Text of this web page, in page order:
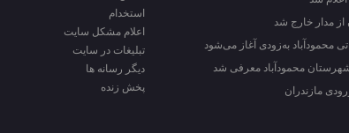
محمودآباد معرفی شد
مازندران
استخدام
اعلام مشکل سایت
تبلیغات در سایت
ديگر رسانه ها
پخش زنده